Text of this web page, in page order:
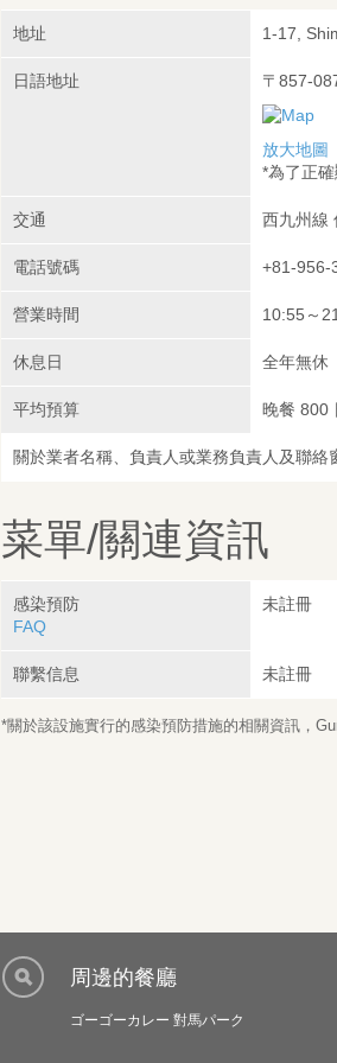
地址 1-17,
日語地址 〒857-
放大地圖
*為了正
交通 西九州線
電話號碼 +81-956-
營業時間 10:55～
休息日 全年無休
平均預算 晚餐 800
關於業者名稱、負責人或業務負責人及聯絡
菜單/關連資訊
感染預防
FAQ
未註冊
聯繫信息 未註冊
*關於該設施實行的感染預防措施的相關資訊，
周邊的餐廳
ゴーゴーカレー 對馬パーク